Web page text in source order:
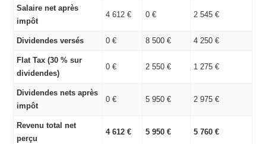
Salaire net après
impôt
4 612 € 0 € 2 545 €
Dividendes versés 0 € 8 500 € 4 250 €
Flat Tax (30 % sur
dividendes)
0 € 2 550 € 1 275 €
Dividendes nets après
impôt
0 € 5 950 € 2 975 €
Revenu total net
perçu
4 612 € 5 950 € 5 760 €